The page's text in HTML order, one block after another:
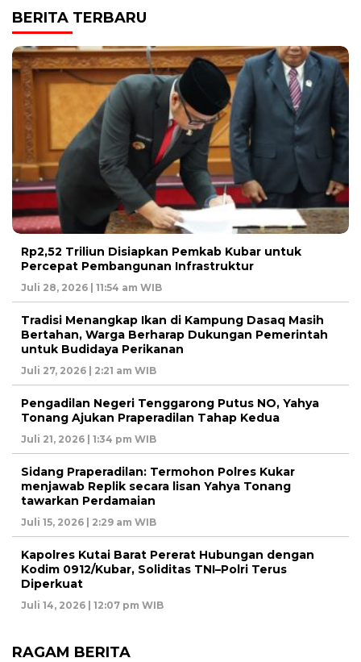
BERITA TERBARU
Rp2,52 Triliun Disiapkan Pemkab Kubar untuk
Percepat Pembangunan Infrastruktur
Juli 28, 2026 | 11:54 am WIB
Tradisi Menangkap Ikan di Kampung Dasaq Masih
Bertahan, Warga Berharap Dukungan Pemerintah
untuk Budidaya Perikanan
Juli 27, 2026 | 2:21 am WIB
Pengadilan Negeri Tenggarong Putus NO, Yahya
Tonang Ajukan Praperadilan Tahap Kedua
Juli 21, 2026 | 1:34 pm WIB
Sidang Praperadilan: Termohon Polres Kukar
menjawab Replik secara lisan Yahya Tonang
tawarkan Perdamaian
Juli 15, 2026 | 2:29 am WIB
Kapolres Kutai Barat Pererat Hubungan dengan
Kodim 0912/Kubar, Soliditas TNI–Polri Terus
Diperkuat
Juli 14, 2026 | 12:07 pm WIB
RAGAM BERITA